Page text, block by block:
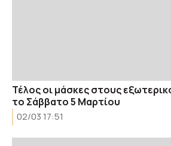
Τέλος οι μάσκες στους
το Σάββατο 5 Μαρτίου
02/03 17:51